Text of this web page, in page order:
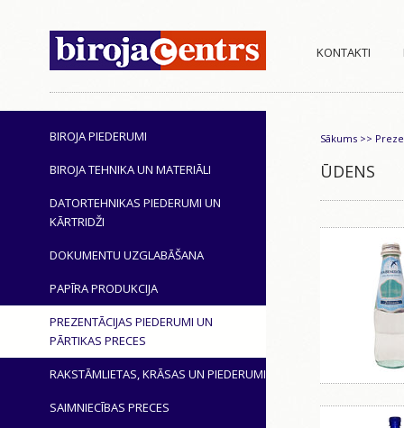
KONTAKTI
BIROJA PIEDERUMI
BIROJA TEHNIKA UN MATERIĀLI
DATORTEHNIKAS PIEDERUMI UN
KĀRTRIDŽI
DOKUMENTU UZGLABĀŠANA
PAPĪRA PRODUKCIJA
PREZENTĀCIJAS PIEDERUMI UN
PĀRTIKAS PRECES
RAKSTĀMLIETAS, KRĀSAS UN PIEDERUMI
SAIMNIECĪBAS PRECES
Sākums >>
ŪDENS